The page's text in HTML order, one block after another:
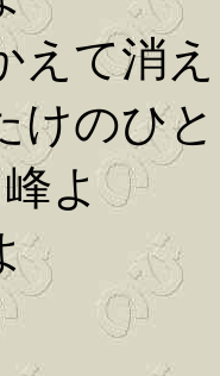
て消
のひ
よ